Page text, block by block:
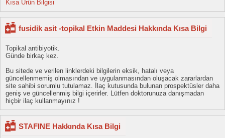
Kısa Ürün Bilgisi
fusidik asit -topikal Etkin Maddesi Hakkında Kısa Bilgi
Topikal antibiyotik.
Günde birkaç kez.
Bu sitede ve verilen linklerdeki bilgilerin eksik, hatalı veya
güncellenmemiş olmasından ve uygulanmasından oluşacak zararlardan
site sahibi sorumlu tutulamaz. İlaç kutusunda bulunan prospektüsler daha
geniş ve güncellenmiş bilgi içerirler. Lütfen doktorunuza danışmadan
hiçbir ilaç kullanmayınız !
STAFINE Hakkında Kısa Bilgi